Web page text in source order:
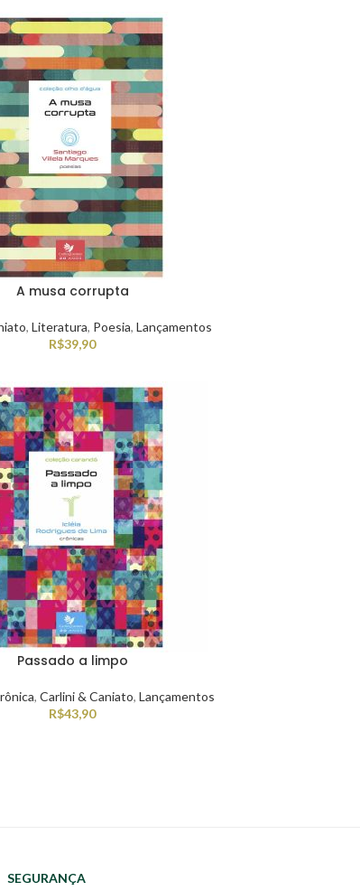
A musa corrupta
, Literatura, Poesia, Lançamentos
R$39,90
Passado a limpo
, Carlini & Caniato, Lançamentos
R$43,90
SEGURANÇA